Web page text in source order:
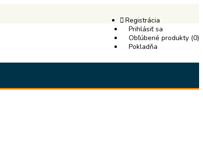
Registrácia
Prihlásiť sa
Obľúbené produkty (0)
Pokladňa